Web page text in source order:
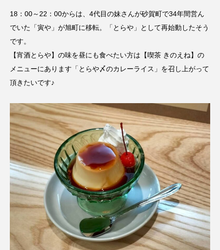
18：00～22：00からは、4代目の妹さんが砂賀町で34年間営ん
でいた「寅や」が旭町に移転。「とらや」として再始動したそう
です。
【宵酒とらや】の味を昼にも食べたい方は【喫茶 きのえね】の
メニューにあります「とらや〆のカレーライス」を召し上がって
頂きたいです♪